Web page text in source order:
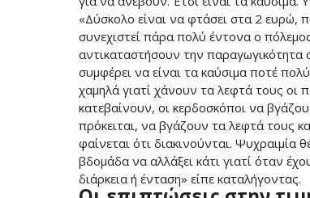
«Δύσκολο είναι να φτάσει στα 2 ευρώ,
συνεχιστεί πάρα πολύ έντονα ο
αντικαταστήσουν την
συμφέρει να είναι τα καύσιμα ποτέ
χαμηλά γιατί χάνουν τα λεφτά τους οι
κατεβαίνουν, οι κερδοσκόποι να
πρόκειται, να βγάζουν τα λεφτά τους
φαίνεται ότι διακινούνται.
βδομάδα να αλλάξει κάτι γιατί όταν
διάρκεια ή ένταση» είπε καταλήγοντας.